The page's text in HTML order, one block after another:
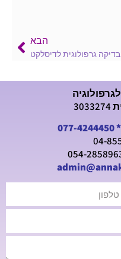
הבא
בדיקה גרפולוגית לדיסלקט
*
077-4244450